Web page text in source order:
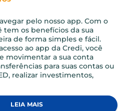
RELACIONADOS
conteúdos feitos pra você!
VER TODOS ARTIGOS